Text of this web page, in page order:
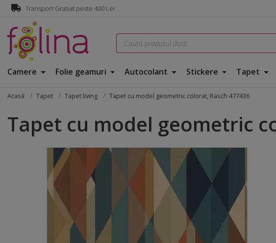
Transport Gratuit peste 400 Lei
Camere Folie geamuri Autocolant Stickere Tapet
Acasă Tapet Tapet living Tapet cu model geometric colorat, Rasch 477436
Tapet cu model geometric